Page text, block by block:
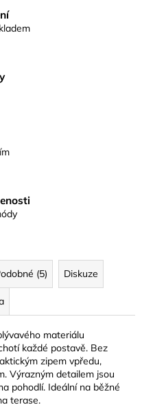
(5) Diskuze
materiálu
každé postavě. Bez
zipem vpředu,
Výrazným detailem jsou
pohodlí. Ideální na běžné
terase.